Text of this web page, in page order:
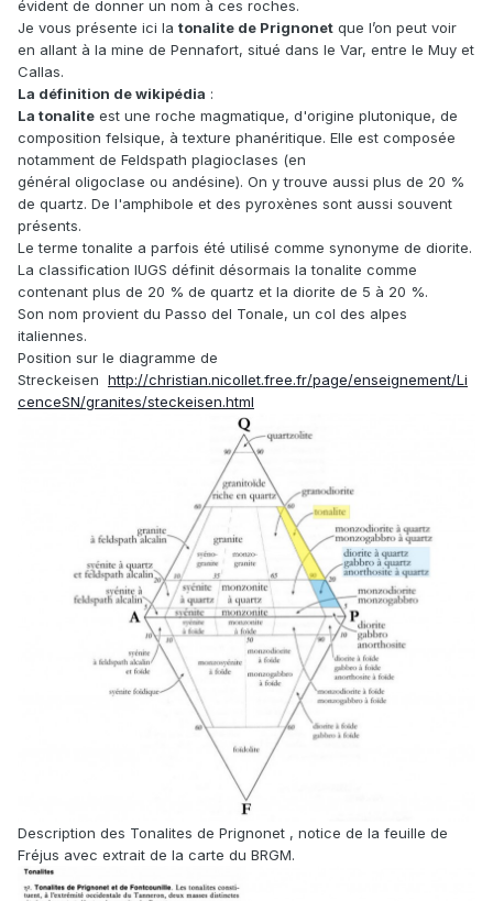
évident de donner un nom à ces roches.
Je vous présente ici la tonalite de Prignonet que l’on peut voir
en allant à la mine de Pennafort, situé dans le Var, entre le Muy et
Callas.
La définition de wikipédia :
La tonalite est une roche magmatique, d'origine plutonique, de
composition felsique, à texture phanéritique. Elle est composée
notamment de Feldspath plagioclases (en
général oligoclase ou andésine). On y trouve aussi plus de 20 %
de quartz. De l'amphibole et des pyroxènes sont aussi souvent
présents.
Le terme tonalite a parfois été utilisé comme synonyme de diorite.
La classification IUGS définit désormais la tonalite comme
contenant plus de 20 % de quartz et la diorite de 5 à 20 %.
Son nom provient du Passo del Tonale, un col des alpes
italiennes.
Position sur le diagramme de
Streckeisen http://christian.nicollet.free.fr/page/enseignement/Li
cenceSN/granites/steckeisen.html
Description des Tonalites de Prignonet , notice de la feuille de
Fréjus avec extrait de la carte du BRGM.